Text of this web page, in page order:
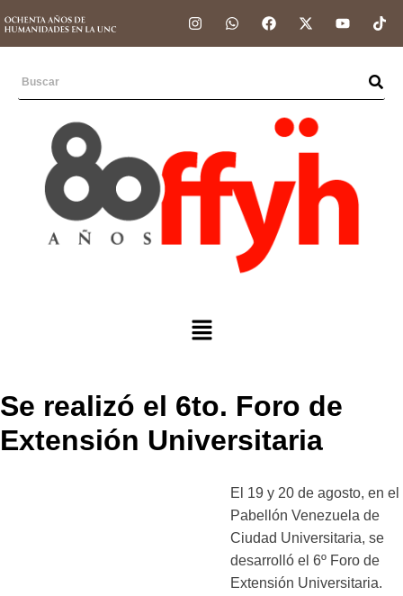
Se realizó el 6to. Foro de
Extensión Universitaria
El 19 y 20 de agosto, en el
Pabellón Venezuela de
Ciudad Universitaria, se
desarrolló el 6º Foro de
Extensión Universitaria.